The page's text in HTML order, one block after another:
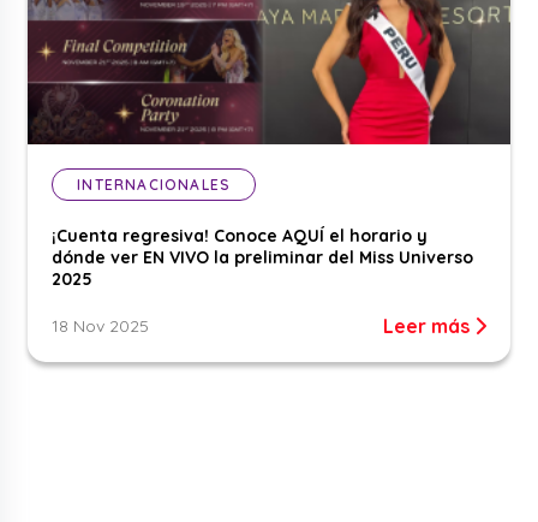
INTERNACIONALES
¡Cuenta regresiva! Conoce AQUÍ el horario y
dónde ver EN VIVO la preliminar del Miss Universo
2025
18 Nov 2025 Leer más